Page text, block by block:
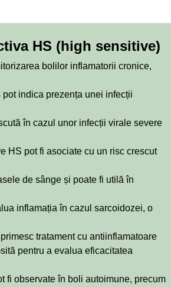
HS (high sensitive)
bolilor inflamatorii cronice,
indica prezența unei infecții
în cazul unor infecții virale severe
HS pot fi asociate cu un risc crescut
de sânge și poate fi utilă în
inflamația în cazul sarcoidozei, o
tratament cu antiinflamatoare
pentru a evalua eficacitatea
fi observate în boli autoimune, precum